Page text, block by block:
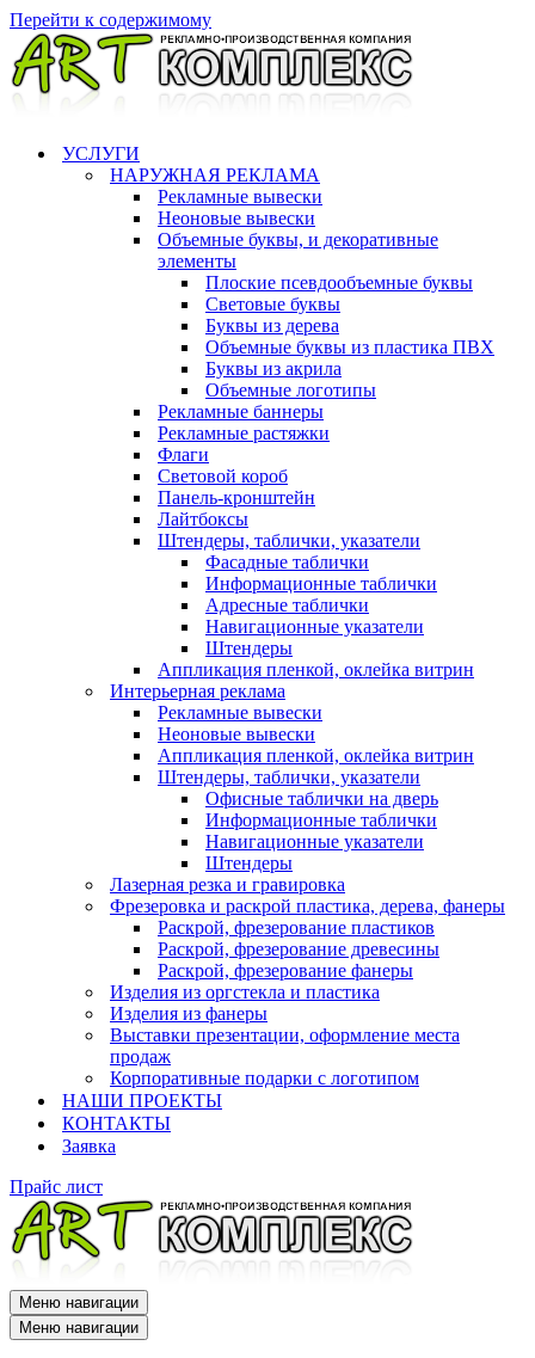
Перейти к содержимому
УСЛУГИ
НАРУЖНАЯ РЕКЛАМА
Рекламные вывески
Неоновые вывески
Объемные буквы, и декоративные
элементы
Плоские псевдообъемные буквы
Световые буквы
Буквы из дерева
Объемные буквы из пластика ПВХ
Буквы из акрила
Объемные логотипы
Рекламные баннеры
Рекламные растяжки
Флаги
Световой короб
Панель-кронштейн
Лайтбоксы
Штендеры, таблички, указатели
Фасадные таблички
Информационные таблички
Адресные таблички
Навигационные указатели
Штендеры
Аппликация пленкой, оклейка витрин
Интерьерная реклама
Рекламные вывески
Неоновые вывески
Аппликация пленкой, оклейка витрин
Штендеры, таблички, указатели
Офисные таблички на дверь
Информационные таблички
Навигационные указатели
Штендеры
Лазерная резка и гравировка
Фрезеровка и раскрой пластика, дерева, фанеры
Раскрой, фрезерование пластиков
Раскрой, фрезерование древесины
Раскрой, фрезерование фанеры
Изделия из оргстекла и пластика
Изделия из фанеры
Выставки презентации, оформление места
продаж
Корпоративные подарки с логотипом
НАШИ ПРОЕКТЫ
КОНТАКТЫ
Заявка
Прайс лист
Меню навигации
Меню навигации